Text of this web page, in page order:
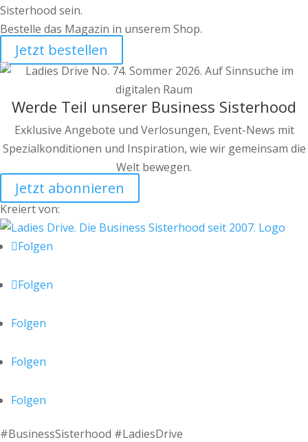
Sisterhood sein.
Bestelle das Magazin in unserem Shop.
Jetzt bestellen
Werde Teil unserer Business Sisterhood
Exklusive Angebote und Verlosungen, Event-News mit
Spezialkonditionen und Inspiration, wie wir gemeinsam die
Welt bewegen.
Jetzt abonnieren
Kreiert von:
Folgen
Folgen
Folgen
Folgen
Folgen
#BusinessSisterhood #LadiesDrive